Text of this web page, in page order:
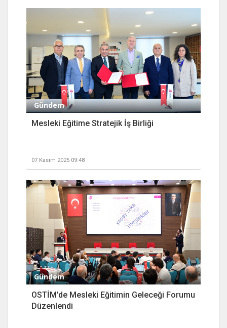
Gündem
Mesleki Eğitime Stratejik İş Birliği
07 Kasım 2025 09:48
Gündem
OSTİM’de Mesleki Eğitimin Geleceği Forumu
Düzenlendi